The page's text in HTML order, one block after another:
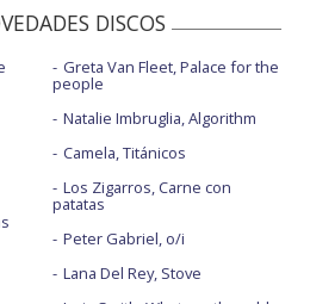
DISCOS
Greta Van Fleet, Palace for the
people
Natalie Imbruglia, Algorithm
Camela, Titánicos
Los Zigarros, Carne con
patatas
Peter Gabriel, o/i
Lana Del Rey, Stove